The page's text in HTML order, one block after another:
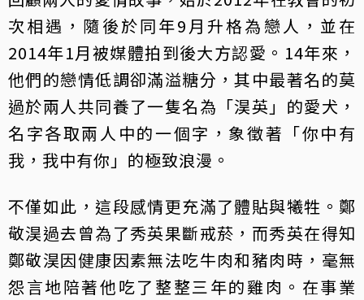
次相遇，隨後於同年9月升格為戀人，並在
2014年1月被媒體拍到後大方認愛。14年來，
他們的戀情低調卻滿溢糖分，其中最著名的莫
過於兩人共同養了一隻名為「淏英」的愛犬，
名字各取兩人中的一個字，象徵著「你中有
我，我中有你」的極致浪漫。
不僅如此，這段感情更充滿了體貼與犧牲。鄭
敬淏過去曾為了秀英果斷戒菸，而秀英在得知
鄭敬淏因健康因素無法吃牛肉和豬肉時，毫無
怨言地陪著他吃了整整三年的雞肉。在事業